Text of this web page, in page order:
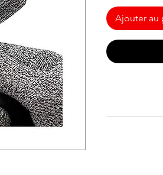
Ajouter au